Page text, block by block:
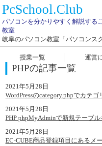
PcSchool.Club
パソコンを分かりやすく解説する
教室
岐阜のパソコン教室「パソコンス
授業一覧 運営
PHPの記事一覧
2021年5月28日
WordPressのcategory.phpでカテゴ
2021年5月28日
PHP phpMyAdminで新規テーブル
2021年5月28日
EC-CUBE商品登録項目にあるメ